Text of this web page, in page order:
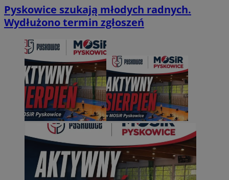
Pyskowice szukają młodych radnych.
Wydłużono termin zgłoszeń